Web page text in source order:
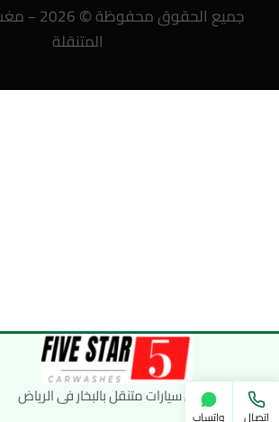
جميع الحقوق محفوظة © 2026 –
المتنقلة
غسيل سيارات متنقل بالبخار فى الرياض
اتصال واتساب